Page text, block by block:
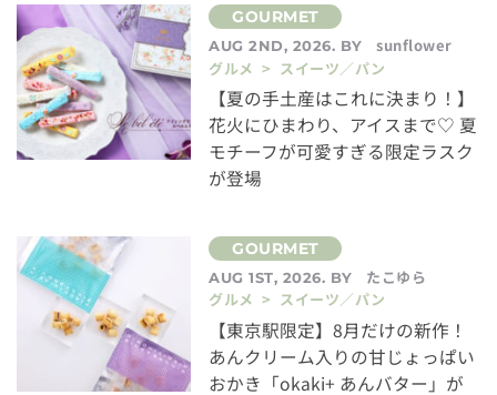
AUG 2ND, 2026. BY
sunflower
グルメ > スイーツ／パン
【夏の手土産はこれに決まり！】
花火にひまわり、アイスまで♡ 夏
モチーフが可愛すぎる限定ラスク
が登場
AUG 1ST, 2026. BY
たこゆら
グルメ > スイーツ／パン
【東京駅限定】8月だけの新作！
あんクリーム入りの甘じょっぱい
おかき「okaki+ あんバター」が